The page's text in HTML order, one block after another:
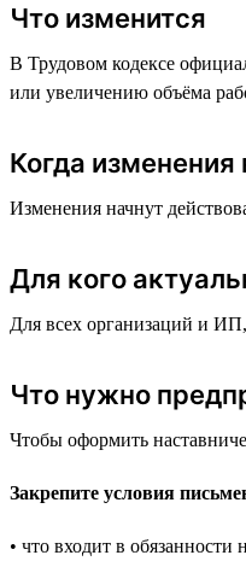
Что изменится
В Трудовом кодексе
или увеличению объёма
Когда изменения
Изменения начнут
Для кого
Для всех организаций и
Что нужно
Чтобы оформить
Закрепите условия
• что входит в обязанности